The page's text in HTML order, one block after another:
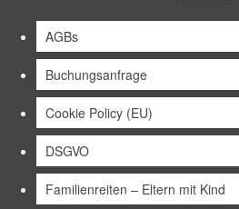
AGBs
Buchungsanfrage
Cookie Policy (EU)
DSGVO
Familienreiten – Eltern mit Kind